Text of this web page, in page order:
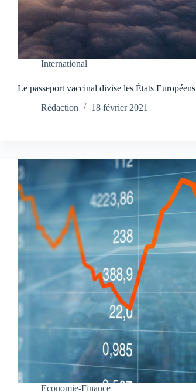
International
Le passeport vaccinal divise les États Européens
Rédaction
18 février 2021
Economie-Finance